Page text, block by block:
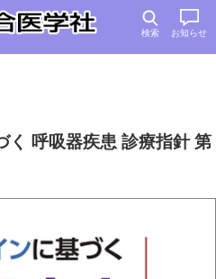
検索 お知らせ
く 呼吸器疾患 診療指針 第